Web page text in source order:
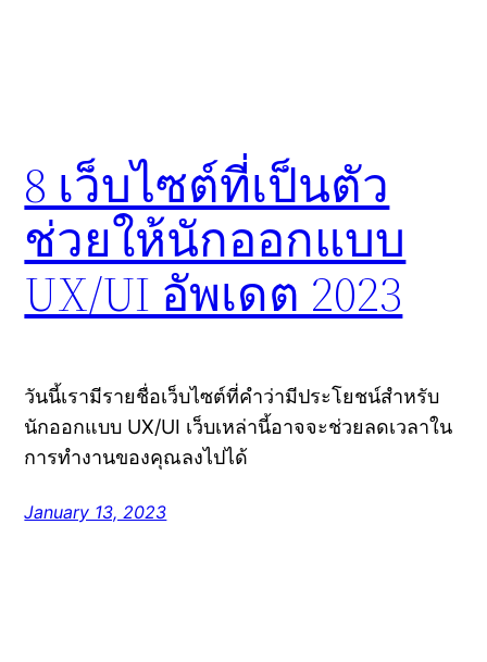
8 เว็บไซต์ที่เป็นตัว
ช่วยให้นักออกแบบ
UX/UI อัพเดต 2023
วันนี้เรามีรายชื่อเว็บไซต์ที่คำว่ามีประโยชน์สำหรับ
นักออกแบบ UX/UI เว็บเหล่านี้อาจจะช่วยลดเวลาใน
การทำงานของคุณลงไปได้
January 13, 2023